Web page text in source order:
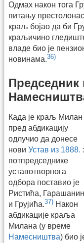
Одмах након тога
питању
краљ бојао да би
краљичино
владе био је
новинама.36)
Председник
Када је краљ Милан
пред абдикацију
одлучио да донесе
нови Устав из 1888.
потпредседнике
уставотворнога
одбора поставио је
Ристића,
и Грујића.37) Након
абдикације краља
Милана (у време
Намесништва) био